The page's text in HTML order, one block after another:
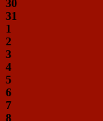
30
31
1
2
3
4
5
6
7
8